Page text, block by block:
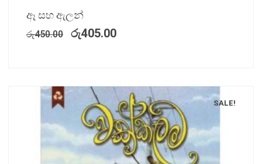
ඈ සහ ඇලන්
රු450.00 රු405.00
SALE!